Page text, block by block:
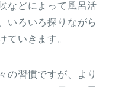
などによって風呂活
いろいろ探りながら
ていきます。
の習慣ですが、より